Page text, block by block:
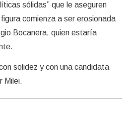
sólidas” que le aseguren
comienza a ser erosionada
Bocanera, quien estaría
solidez y con una candidata
Milei.